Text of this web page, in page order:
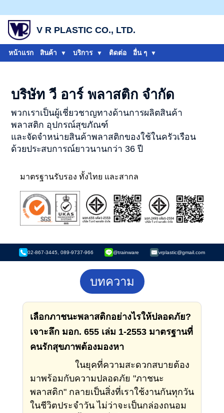
V R PLASTIC CO., LTD.
หน้าแรก สินค้า บริการ ติดต่อ อื่น ๆ
บริษัท วี อาร์ พลาสติก จำกัด
พวกเราเป็นผู้เชี่ยวชาญทางด้านการผลิตสินค้า
พลาสติก อุปกรณ์สุขภัณฑ์
และจัดจำหน่ายสินค้าพลาสติกของใช้ในครัวเรือน
ด้วยประสบการณ์ยาวนานกว่า 36 ปี
มาตรฐานรับรอง ทั้งไทย และสากล
02-867-3445, 089-9737-966 @trainware vrplastic@gmail.com
บทความ
เลือกภาชนะพลาสติกอย่างไรให้ปลอดภัย?
เจาะลึก มอก. 655 เล่ม 1-2553 มาตรฐานที่
คนรักสุขภาพต้องมองหา
ในยุคที่ความสะดวกสบายต้อง
มาพร้อมกับความปลอดภัย "ภาชนะ
พลาสติก" กลายเป็นสิ่งที่เราใช้งานกันทุกวัน
ในชีวิตประจำวัน ไม่ว่าจะเป็นกล่องถนอม